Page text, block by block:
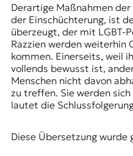
Derartige Maßnahmen
der Einschüchterung, ist
überzeugt, der mit LGBT-
Razzien werden weiterhin
kommen. Einerseits, weil
vollends bewusst ist,
Menschen nicht davon
zu treffen. Sie werden
lautet die
Diese Übersetzung wurde